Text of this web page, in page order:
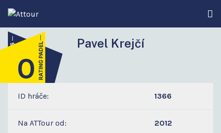
Pavel Krejčí
4
0
ID hráče: 1366
Na ATTour od: 2012